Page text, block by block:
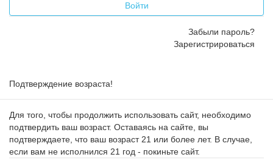
Войти
Забыли пароль?
Зарегистрироваться
Подтверждение возраста!
Для того, чтобы продолжить использовать сайт, необходимо
подтвердить ваш возраст. Оставаясь на сайте, вы
подтверждаете, что ваш возраст 21 или более лет. В случае,
если вам не исполнился 21 год - покиньте сайт.